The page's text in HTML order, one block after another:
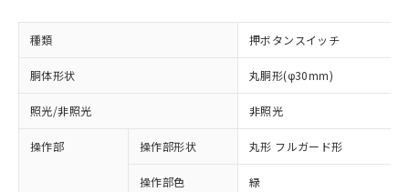
種類 押ボタンスイッチ
胴体形状 丸胴形(φ30mm)
照光/非照光 非照光
操作部 操作部形状 丸形 フルガード形
操作部色 緑